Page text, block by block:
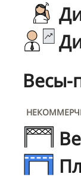
Весы-